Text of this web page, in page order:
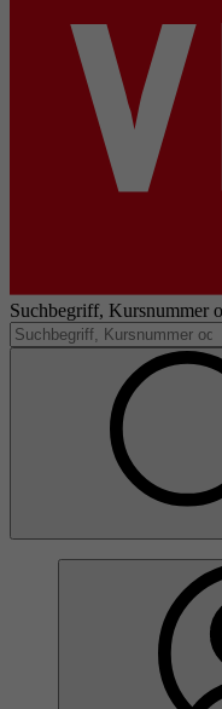
Suchbegriff, Kursnummer